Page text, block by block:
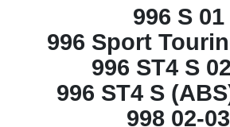
996 S 01
996 Sport
996 ST4 S
996 ST4 S
998 02-03